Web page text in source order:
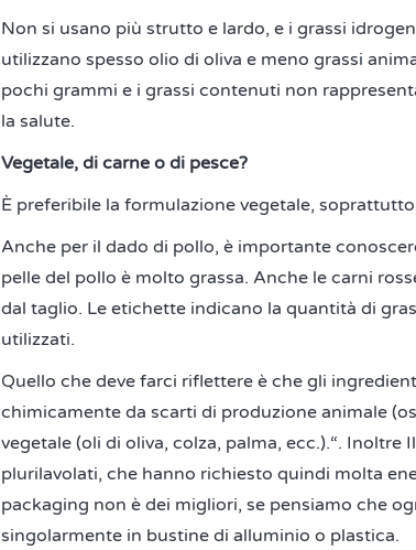
Non si usano più strutto e lardo, e i grassi
utilizzano spesso olio di oliva e meno grassi
pochi grammi e i grassi contenuti non
la salute.
Vegetale, di carne o di pesce?
È preferibile la formulazione vegetale,
Anche per il dado di pollo, è importante
pelle del pollo è molto grassa. Anche le carni
dal taglio. Le etichette indicano la quantità di
utilizzati.
Quello che deve farci riflettere è che gli
chimicamente da scarti di produzione animale
vegetale (oli di oliva, colza, palma, ecc.).“.
plurilavolati, che hanno richiesto quindi molta
packaging non è dei migliori, se pensiamo che
singolarmente in bustine di alluminio o plastica.